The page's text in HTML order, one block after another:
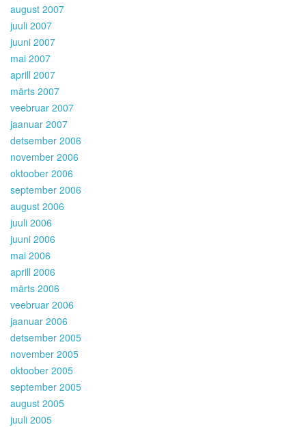
august 2007
juuli 2007
juuni 2007
mai 2007
aprill 2007
märts 2007
veebruar 2007
jaanuar 2007
detsember 2006
november 2006
oktoober 2006
september 2006
august 2006
juuli 2006
juuni 2006
mai 2006
aprill 2006
märts 2006
veebruar 2006
jaanuar 2006
detsember 2005
november 2005
oktoober 2005
september 2005
august 2005
juuli 2005